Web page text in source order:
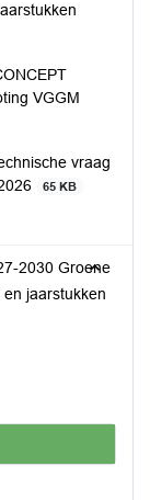
VGGM
vraag
65 KB
2030 Groene
jaarstukken